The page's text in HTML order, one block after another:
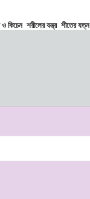
কিচেন শরীলের যন্ত্র শীতের যত্ন